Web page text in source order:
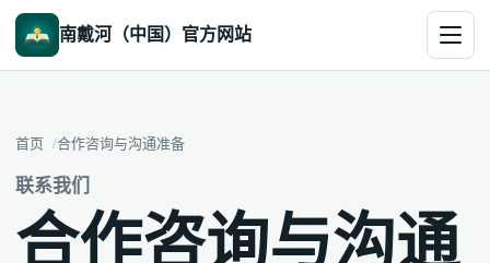
南戴河（中国）官方网站
首页 合作咨询与沟通准备
联系我们
合作咨询与沟通